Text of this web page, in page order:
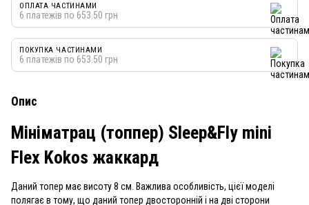
ОПЛАТА ЧАСТИНАМИ
6 платежів по 653.50 грн
ПОКУПКА ЧАСТИНАМИ
6 платежів по 653.50 грн
Опис
Мініматрац (топпер) Sleep&Fly mini
Flex Kokos жаккард
Даний топер має висоту 8 см. Важлива особливість, цієї моделі
полягає в тому, що даний топер двосторонній і на дві сторони